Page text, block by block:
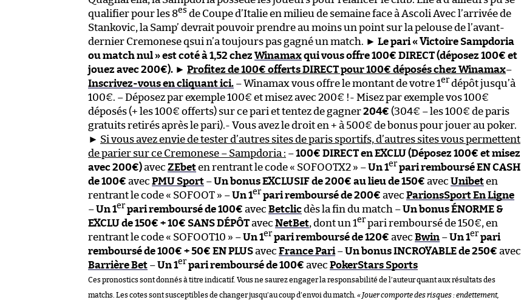
qualifier pour les 8es de Coupe d’Italie en milieu de semaine face à Ascoli Avec l’arrivée de
Stankovic, la Samp’ devrait pouvoir prendre au moins un point sur la pelouse de l’avant-
dernier Cremonese qsui n’a toujours pas gagné un match. ► Le pari « Victoire Sampdoria
ou match nul » est coté à 1,52 chez Winamaxqui vous offre 100€ DIRECT (déposez 100€ et
jouez avec 200€). ► Profitez de 100€ offerts DIRECT pour 100€ déposés chez Winamax–
Inscrivez-vous en cliquant ici. – Winamax vous offre le montant de votre 1er dépôt jusqu’à
100€. – Déposez par exemple 100€ et misez avec 200€ !- Misez par exemple vos 100€
déposés (+ les 100€ offerts) sur ce pari et tentez de gagner204€ (304€ – les 100€ de paris
gratuits retirés après le pari).- Vous avez le droit en + à 500€ de bonus pour jouer au poker.
► Si vous avez envie de tester d’autres sites de paris sportifs, d’autres sites vous permettent
de parier sur ce Cremonese – Sampdoria : –100€ DIRECT en EXCLU (Déposez 100€ et misez
avec 200€)avec ZEbeten rentrant le code « SOFOOTX2 » –Un 1er pari remboursé EN CASH
de 100€ avec PMU Sport –Un bonus EXCLUSIF de 200€ au lieu de 150€ avec Unibeten
rentrant le code « SOFOOT » –Un 1er pari remboursé de 200€ avec ParionsSport En Ligne
–Un 1er pari remboursé de 100€ avec Betclicdès la fin du match –Un bonus ÉNORME &
EXCLU de 150€ + 10€ SANS DÉPÔTavec NetBet, dont un 1er pari remboursé de 150€, en
rentrant le code « SOFOOT10 » –Un 1er pari remboursé de 120€ avec Bwin –Un 1er pari
remboursé de 100€ + 50€ EN PLUSavec France Pari–Un bonus INCROYABLE de 250€ avec
Barrière Bet –Un 1er pari remboursé de 100€ avec PokerStars Sports
Ces pronostics sont donnés à titre indicatif. Vous ne saurez engager la responsabilité de l’auteur quant aux résultats des
matchs. Les cotes sont susceptibles de changer jusqu’au coup d’envoi du match. « Jouer comporte des risques : endettement,